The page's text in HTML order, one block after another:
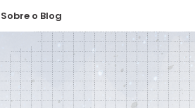
Sobre o Blog